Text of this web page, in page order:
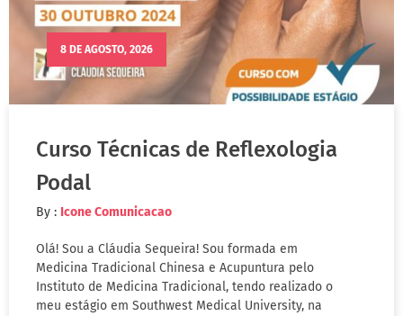
8 DE AGOSTO, 2026
Curso Técnicas de Reflexologia
Podal
By : Icone Comunicacao
Olá! Sou a Cláudia Sequeira! Sou formada em
Medicina Tradicional Chinesa e Acupuntura pelo
Instituto de Medicina Tradicional, tendo realizado o
meu estágio em Southwest Medical University, na